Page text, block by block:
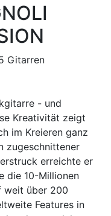
Gitarren
- und
Kreativität zeigt
im Kreieren ganz
zugeschnittener
erreichte er
die 10-Millionen
weit über 200
Features in